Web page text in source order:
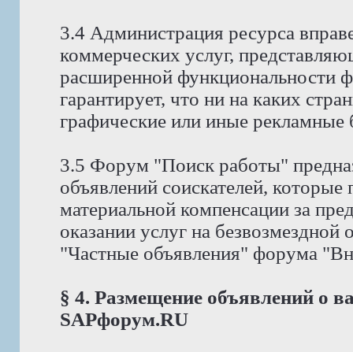
3.4 Администрация ресурса
коммерческих услуг,
расширенной функциональности
гарантирует, что ни на каких
графические или иные рекламные
3.5 Форум "Поиск работы"
объявлений соискателей,
материальной компенсации за
оказании услуг на
"Частные объявления" форума
§ 4. Размещение объявлений о
SAPфорум.RU